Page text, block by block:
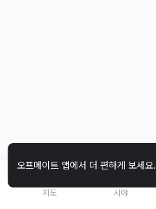
오프메이트 앱에서 더 편하게 보세요.
지도 시야